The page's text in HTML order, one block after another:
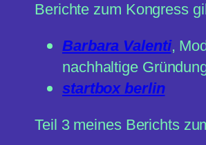
Berichte zum Kongress
Barbara Valenti,
nachhaltige
startbox berlin
Teil 3 meines Berichts